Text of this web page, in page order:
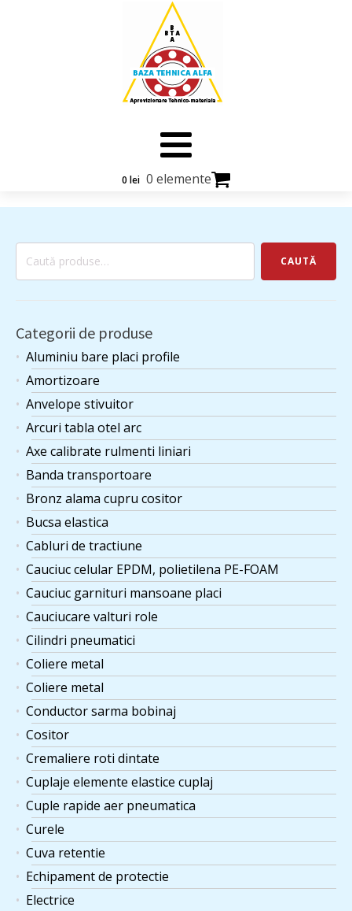
0 lei 0 elemente
Caută
CAUTĂ
Categorii de produse
Aluminiu bare placi profile
Amortizoare
Anvelope stivuitor
Arcuri tabla otel arc
Axe calibrate rulmenti liniari
Banda transportoare
Bronz alama cupru cositor
Bucsa elastica
Cabluri de tractiune
Cauciuc celular EPDM, polietilena PE-FOAM
Cauciuc garnituri mansoane placi
Cauciucare valturi role
Cilindri pneumatici
Coliere metal
Coliere metal
Conductor sarma bobinaj
Cositor
Cremaliere roti dintate
Cuplaje elemente elastice cuplaj
Cuple rapide aer pneumatica
Curele
Cuva retentie
Echipament de protectie
Electrice